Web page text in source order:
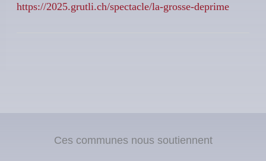
https://2025.grutli.ch/spectacle/la-grosse-deprime
Ces communes nous soutiennent